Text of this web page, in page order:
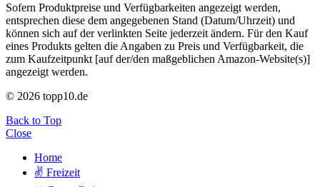
Sofern Produktpreise und Verfügbarkeiten angezeigt werden,
entsprechen diese dem angegebenen Stand (Datum/Uhrzeit) und
können sich auf der verlinkten Seite jederzeit ändern. Für den Kauf
eines Produkts gelten die Angaben zu Preis und Verfügbarkeit, die
zum Kaufzeitpunkt [auf der/den maßgeblichen Amazon-Website(s)]
angezeigt werden.
© 2026 topp10.de
Back to Top
Close
Home
✌ Freizeit